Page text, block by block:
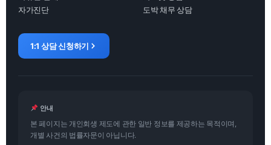
자가진단
도박 채무 상담
1:1 상담 신청하기
안내
본 페이지는 개인회생 제도에 관한 일반 정보를 제공하는 목적이며,
개별 사건의 법률자문이 아닙니다.